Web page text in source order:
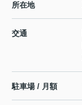
所在地
交通
駐車場 / 月額